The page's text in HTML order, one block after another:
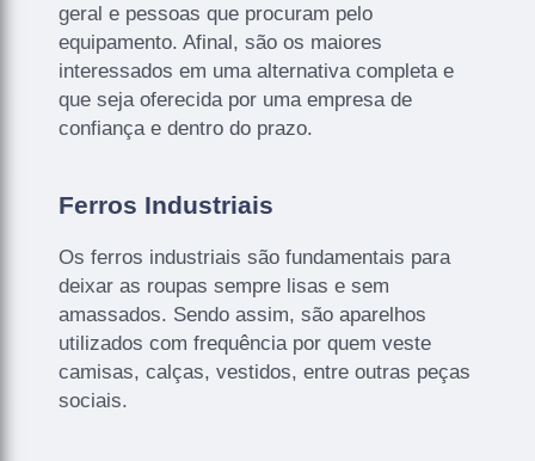
geral e pessoas que procuram pelo
equipamento. Afinal, são os maiores
interessados em uma alternativa completa e
que seja oferecida por uma empresa de
confiança e dentro do prazo.
Ferros Industriais
Os ferros industriais são fundamentais para
deixar as roupas sempre lisas e sem
amassados. Sendo assim, são aparelhos
utilizados com frequência por quem veste
camisas, calças, vestidos, entre outras peças
sociais.